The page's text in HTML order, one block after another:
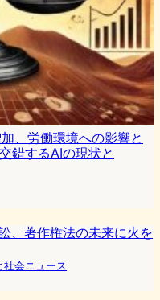
、労働環境への影響と
錯するAIの現状と
、著作権法の未来に火を
社会ニュース